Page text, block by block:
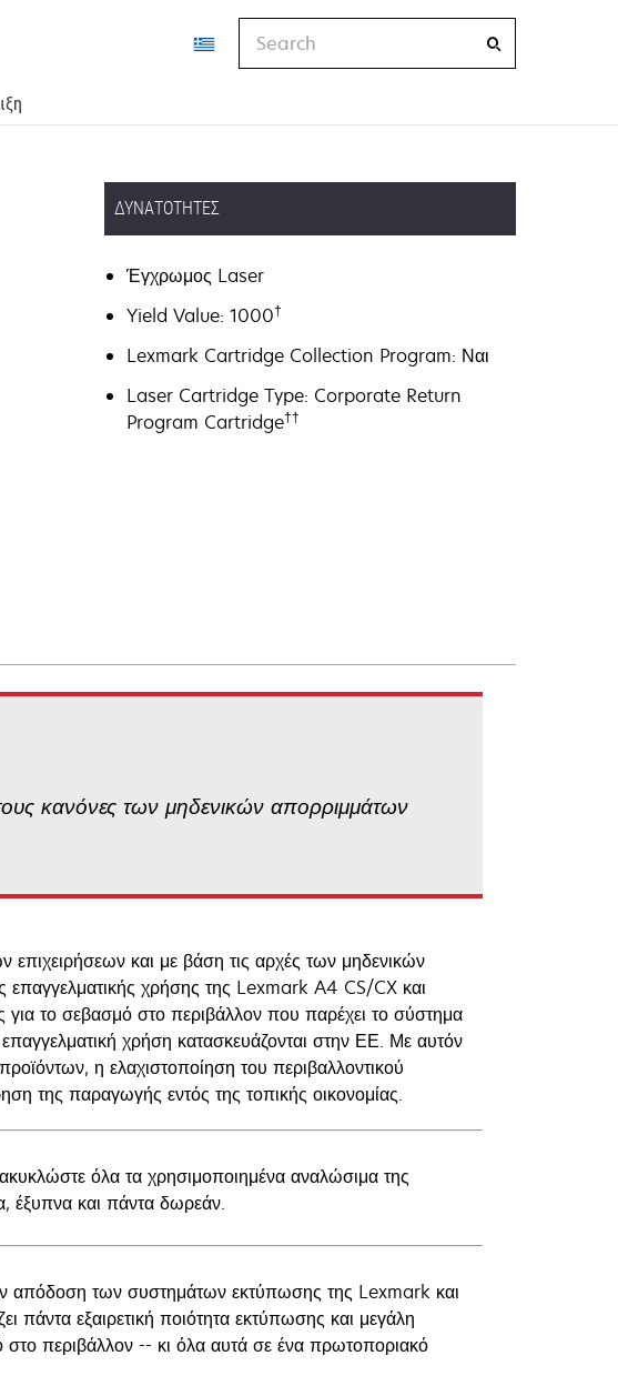
ΔΥΝΑΤΌΤΗΤΕΣ
Έγχρωμος Laser
Yield Value: 1000†
Lexmark Cartridge Collection Program: Ναι
Laser Cartridge Type: Corporate Return
Program Cartridge††
κανόνες των μηδενικών απορριμμάτων
και με βάση τις αρχές των μηδενικών
επαγγελματικής χρήσης της Lexmark A4 CS/CX και
για το σεβασμό στο περιβάλλον που παρέχει το σύστημα
χρήση κατασκευάζονται στην ΕΕ. Με αυτόν
η ελαχιστοποίηση του περιβαλλοντικού
της παραγωγής εντός της τοπικής οικονομίας.
όλα τα χρησιμοποιημένα αναλώσιμα της
έξυπνα και πάντα δωρεάν.
απόδοση των συστημάτων εκτύπωσης της Lexmark και
πάντα εξαιρετική ποιότητα εκτύπωσης και μεγάλη
περιβάλλον -- κι όλα αυτά σε ένα πρωτοποριακό